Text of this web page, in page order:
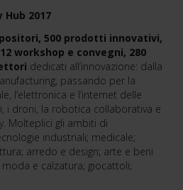
2017
500 prodotti innovativi,
workshop e convegni, 280
dedicati all’innovazione: dalla
passando per la
l’elettronica e l’internet delle
i droni, la robotica collaborativa e
Molteplici gli ambiti di
industriali; medicale;
arredo e design; arte e beni
e calzatura; giocattoli;